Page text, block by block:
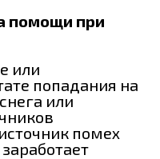
помощи при
или
попадания на
или
помех